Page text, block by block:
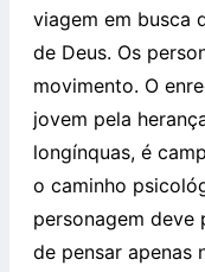
viagem em busca
de Deus. Os
movimento. O
jovem pela
longínquas, é
o caminho
personagem deve
de pensar apenas